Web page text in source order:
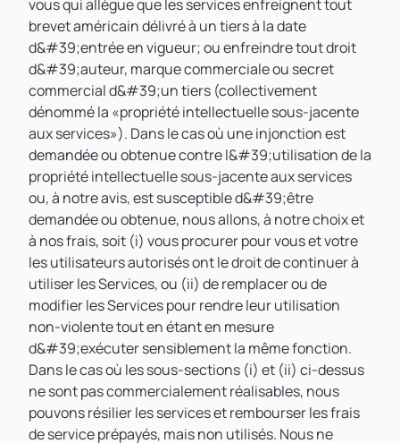
vous qui allègue que les services enfreignent tout
brevet américain délivré à un tiers à la date
d&#39;entrée en vigueur; ou enfreindre tout droit
d&#39;auteur, marque commerciale ou secret
commercial d&#39;un tiers (collectivement
dénommé la «propriété intellectuelle sous-jacente
aux services»). Dans le cas où une injonction est
demandée ou obtenue contre l&#39;utilisation de la
propriété intellectuelle sous-jacente aux services
ou, à notre avis, est susceptible d&#39;être
demandée ou obtenue, nous allons, à notre choix et
à nos frais, soit (i) vous procurer pour vous et votre
les utilisateurs autorisés ont le droit de continuer à
utiliser les Services, ou (ii) de remplacer ou de
modifier les Services pour rendre leur utilisation
non-violente tout en étant en mesure
d&#39;exécuter sensiblement la même fonction.
Dans le cas où les sous-sections (i) et (ii) ci-dessus
ne sont pas commercialement réalisables, nous
pouvons résilier les services et rembourser les frais
de service prépayés, mais non utilisés. Nous ne